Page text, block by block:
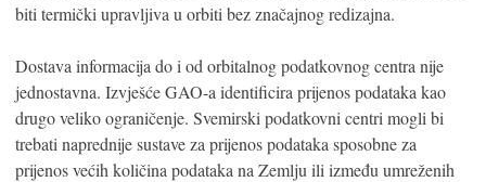
biti termički upravljiva u orbiti bez značajnog redizajna.
Dostava informacija do i od orbitalnog podatkovnog centra nije
jednostavna. Izvješće GAO-a identificira prijenos podataka kao
drugo veliko ograničenje. Svemirski podatkovni centri mogli bi
trebati naprednije sustave za prijenos podataka sposobne za
prijenos većih količina podataka na Zemlju ili između umreženih